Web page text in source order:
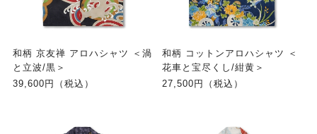
和柄 京友禅 アロハシャツ ＜渦
と立波/黒＞
39,600円（税込）
和柄 コットンアロハシャツ ＜
花車と宝尽くし/紺黄＞
27,500円（税込）